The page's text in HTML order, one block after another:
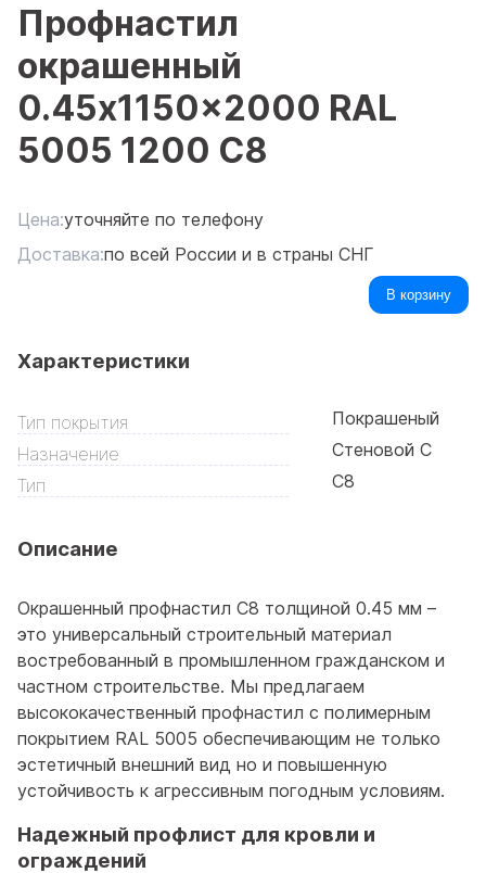
Профнастил
окрашенный
0.45x1150x2000 RAL
5005 1200 С8
Цена:уточняйте по телефону
Доставка:по всей России и в страны СНГ
В корзину
Характеристики
Тип покрытия
Покрашеный
Назначение
Стеновой С
Тип
C8
Описание
Окрашенный профнастил С8 толщиной 0.45 мм –
это универсальный строительный материал
востребованный в промышленном гражданском и
частном строительстве. Мы предлагаем
высококачественный профнастил с полимерным
покрытием RAL 5005 обеспечивающим не только
эстетичный внешний вид но и повышенную
устойчивость к агрессивным погодным условиям.
Надежный профлист для кровли и
ограждений